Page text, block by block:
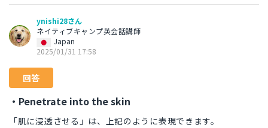
ynishi28さん
ネイティブキャンプ英会話講師
Japan
2025/01/31 17:58
回答
・Penetrate into the skin
「肌に浸透させる」は、上記のように表現できます。